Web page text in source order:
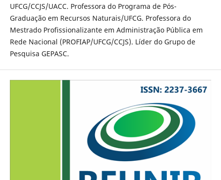
UFCG/CCJS/UACC. Professora do Programa de Pós-
Graduação em Recursos Naturais/UFCG. Professora do
Mestrado Profissionalizante em Administração Pública em
Rede Nacional (PROFIAP/UFCG/CCJS). Líder do Grupo de
Pesquisa GEPASC.